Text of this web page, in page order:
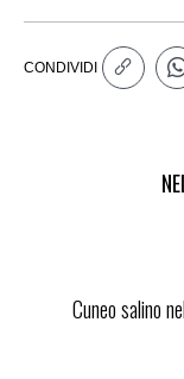
CONDIVIDI
Cuneo salino